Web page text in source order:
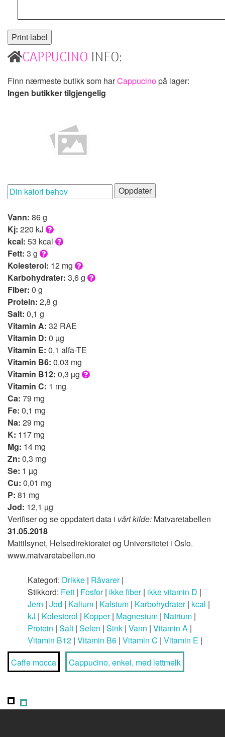
CAPPUCINO INFO:
Finn nærmeste butikk som harCappucinopå lager:
Ingen butikker tilgjengelig
Oppdater
Vann: 86 g
Kj: 220 kJ
kcal: 53 kcal
Fett: 3 g
Kolesterol: 12 mg
Karbohydrater: 3,6 g
Fiber: 0 g
Protein: 2,8 g
Salt: 0,1 g
Vitamin A: 32 RAE
Vitamin D: 0 µg
Vitamin E: 0,1 alfa-TE
Vitamin B6: 0,03 mg
Vitamin B12: 0,3 µg
Vitamin C: 1 mg
Ca: 79 mg
Fe: 0,1 mg
Na: 29 mg
K: 117 mg
Mg: 14 mg
Zn: 0,3 mg
Se: 1 µg
Cu: 0,01 mg
P: 81 mg
Jod: 12,1 µg
Verifiser og se oppdatert data i vårt kilde: Matvaretabellen
31.05.2018
Mattilsynet, Helsedirektoratet og Universitetet i Oslo.
www.matvaretabellen.no
Kategori: Drikke | Råvarer|
Stikkord: Fett | Fosfor| ikke fiber| ikke vitamin D |
Jern | Jod | Kalium | Kalsium | Karbohydrater| kcal |
kJ | Kolesterol | Kopper| Magnesium | Natrium |
Protein | Salt | Selen | Sink | Vann | Vitamin A |
Vitamin B12 | Vitamin B6 | Vitamin C | Vitamin E |
Caffe mocca
Cappucino, enkel, med lettmelk